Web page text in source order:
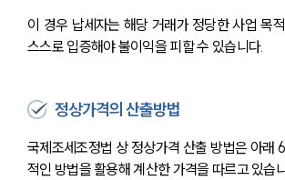
이 경우 납세자는 해당 거래가 정당한 사업 목
스스로 입증해야 불이익을 피할 수 있습니다.
정상가격의 산출방법
국제조세조정법 상 정상가격 산출 방법은 아래
적인 방법을 활용해 계산한 가격을 따르고 있습